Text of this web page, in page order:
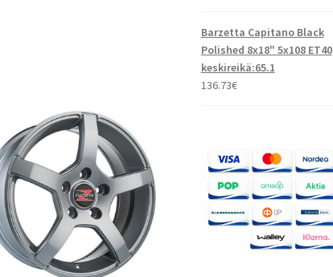
Barzetta Capitano Black
Polished 8x18" 5x108 ET40
keskireikä:65.1
136.73€